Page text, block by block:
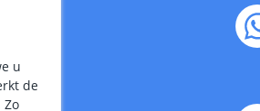
u
de
Zo